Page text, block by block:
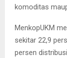
komoditas
MenkopUKM
sekitar 22,9
persen